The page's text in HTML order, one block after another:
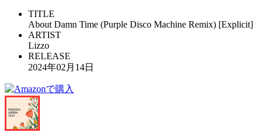
TITLE
About Damn Time (Purple Disco Machine Remix) [Explicit]
ARTIST
Lizzo
RELEASE
2024年02月14日